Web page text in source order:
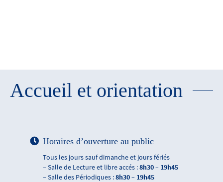
Accueil et orientation
Horaires d’ouverture au public
Tous les jours sauf dimanche et jours fériés
– Salle de Lecture et libre accés :8h30 – 19h45
– Salle des Périodiques :8h30 – 19h45